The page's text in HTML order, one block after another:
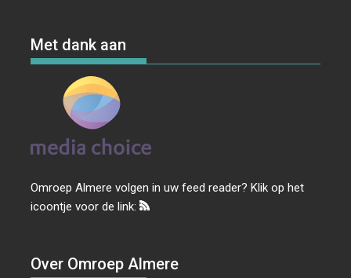
Met dank aan
Omroep Almere volgen in uw feed reader? Klik op het
icoontje voor de link:
Over Omroep Almere